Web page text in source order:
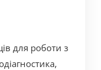
для роботи з